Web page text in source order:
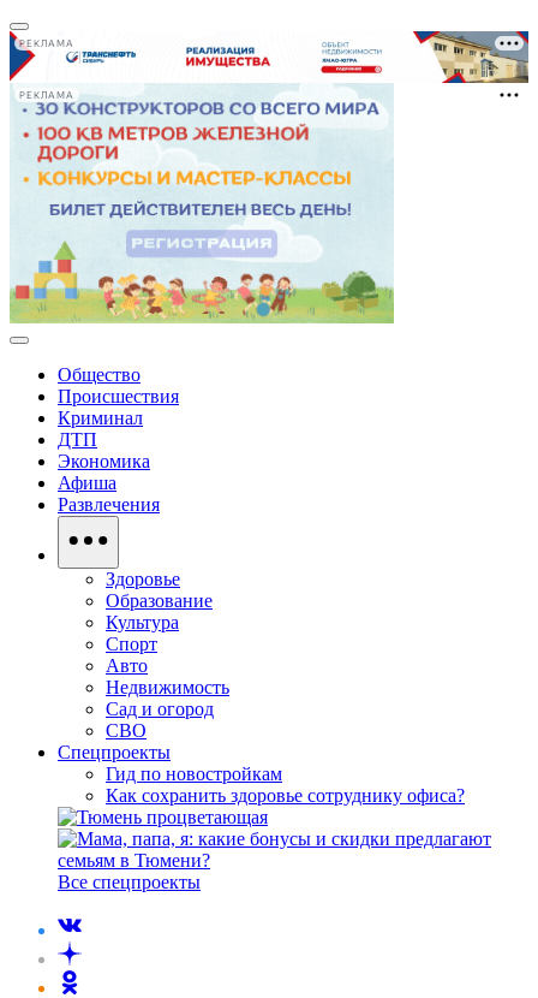
РЕКЛАМА
РЕКЛАМА
Общество
Происшествия
Криминал
ДТП
Экономика
Афиша
Развлечения
Здоровье
Образование
Культура
Спорт
Авто
Недвижимость
Сад и огород
СВО
Спецпроекты
Гид по новостройкам
Как сохранить здоровье сотруднику офиса?
Все спецпроекты